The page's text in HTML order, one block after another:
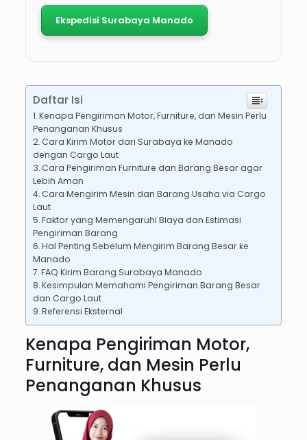
Ekspedisi Surabaya Manado
Daftar Isi
Kenapa Pengiriman Motor, Furniture, dan Mesin Perlu
Penanganan Khusus
Cara Kirim Motor dari Surabaya ke Manado
dengan Cargo Laut
Cara Pengiriman Furniture dan Barang Besar agar
Lebih Aman
Cara Mengirim Mesin dan Barang Usaha via Cargo
Laut
Faktor yang Memengaruhi Biaya dan Estimasi
Pengiriman Barang
Hal Penting Sebelum Mengirim Barang Besar ke
Manado
FAQ Kirim Barang Surabaya Manado
Kesimpulan Memahami Pengiriman Barang Besar
dan Cargo Laut
Referensi Eksternal
Kenapa Pengiriman Motor,
Furniture, dan Mesin Perlu
Penanganan Khusus